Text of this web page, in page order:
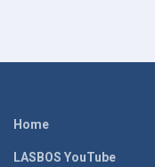
Home
LASBOS YouTube